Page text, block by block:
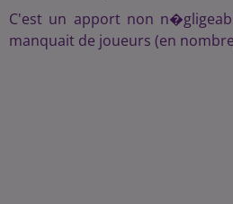
C'est un apport non
manquait de joueurs (en